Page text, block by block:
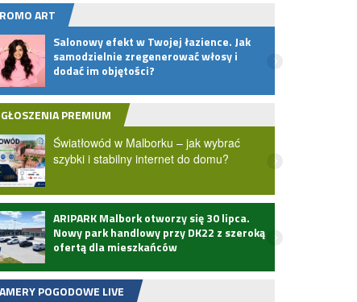
ART
Salonowy efekt w Twojej łazience. Jak
samodzielnie zregenerować włosy i
dodać im objętości?
PREMIUM
Światłowód w Malborku – jak wybrać
szybki i stabilny internet do domu?
ARIPARK Malbork otworzy się 30 lipca.
Nowy park handlowy przy DK22 z szeroką
ofertą dla mieszkańców
POGODOWE LIVE